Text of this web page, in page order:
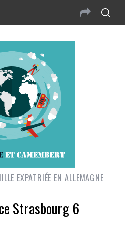
EXPATRIÉE EN ALLEMAGNE
Strasbourg 6